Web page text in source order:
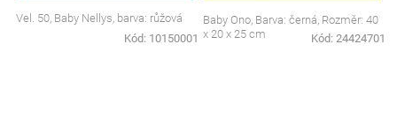
Vel. 50, Baby Nellys, barva: růžová
Kód: 10150001
Baby Ono, Barva: černá, Rozměr: 40
x 20 x 25 cm
Kód: 24424701